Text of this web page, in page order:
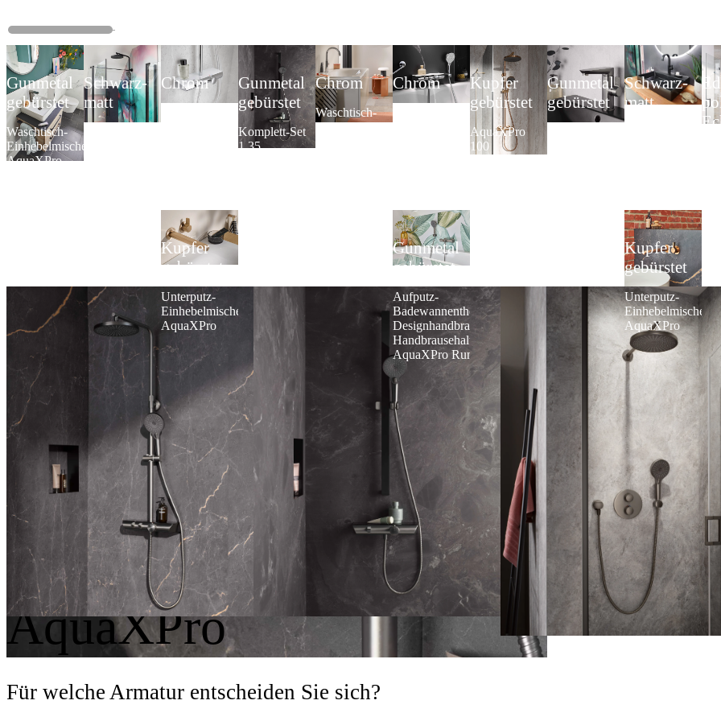
Gunmetal
gebürstet
Waschtisch-
Einhebelmischer
AquaXPro
Schwarz-
matt
Chrom
Kupfer
gebürstet
Unterputz-
Einhebelmischer
AquaXPro
Gunmetal
gebürstet
Komplett-Set
1.35
Chrom
Waschtisch-
Einhebelmischer
Chrom
Gunmetal
gebürstet
Aufputz-
Badewannenthermostat,
Designhandbrause und
Handbrausehalter
AquaXPro Rund
Kupfer
gebürstet
AquaXPro
100
Gunmetal
gebürstet
Schwarz-
matt
Kupfer
gebürstet
Unterputz-
Einhebelmischer
AquaXPro
Formensprache und Funktion
Softcube Rund
AquaXPro
Für welche Armatur entscheiden Sie sich?